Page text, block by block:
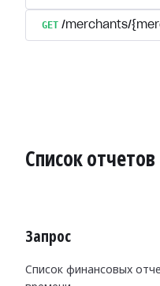
GET /merchants/
Список отчетов
Запрос
Список финансовых